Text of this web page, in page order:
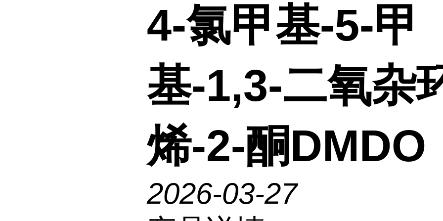
4-氯甲基-5-甲
基-1,3-二氧杂
烯-2-酮DMDO
2026-03-27